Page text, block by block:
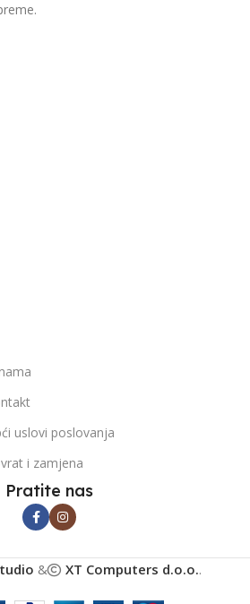
uslovi poslovanja
i zamjena
Pratite nas
& XT Computers d.o.o..